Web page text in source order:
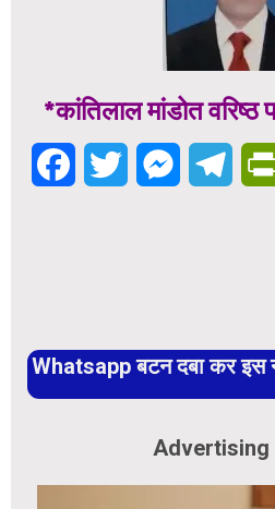
*कांतिलाल मांडोत वरिष्ठ
FacebookTwitter Messenger
Whatsapp बटन दबा कर
Advertising